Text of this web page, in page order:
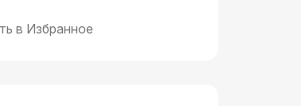
в Избранное